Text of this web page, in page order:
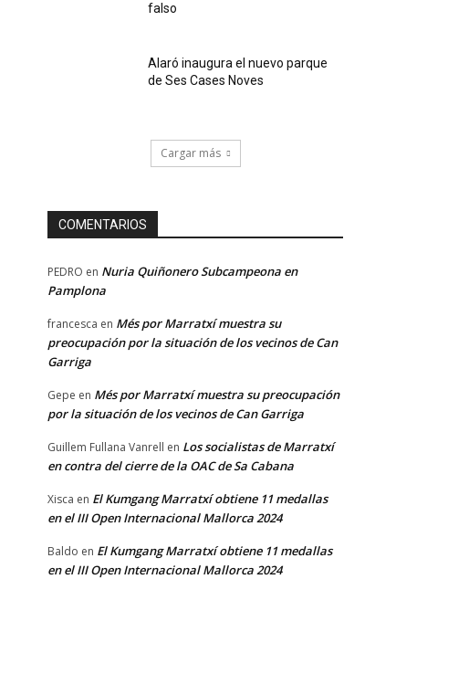
falso
Alaró inaugura el nuevo parque
de Ses Cases Noves
Cargar más
COMENTARIOS
PEDRO en Nuria Quiñonero Subcampeona en
Pamplona
francesca en Més por Marratxí muestra su
preocupación por la situación de los vecinos de Can
Garriga
Gepe en Més por Marratxí muestra su preocupación
por la situación de los vecinos de Can Garriga
Guillem Fullana Vanrell en Los socialistas de Marratxí
en contra del cierre de la OAC de Sa Cabana
Xisca en El Kumgang Marratxí obtiene 11 medallas
en el III Open Internacional Mallorca 2024
Baldo en El Kumgang Marratxí obtiene 11 medallas
en el III Open Internacional Mallorca 2024